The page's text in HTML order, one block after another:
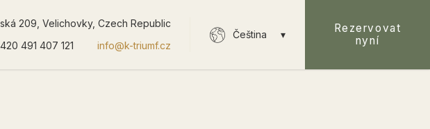
209, Velichovky, Czech Republic
491 407 121
info@k-triumf.cz
Čeština
Rezervovat
nyní